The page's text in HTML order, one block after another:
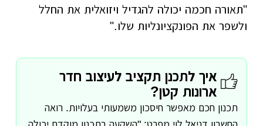
"תאורה חכמה יכולה להגדיל ויזואלית את החלל
ולשפר את הפונקציונליות שלו."
איך לתכנן תקציב לעיצוב חדר
ארונות קטן?
תכנון חכם מאפשר חיסכון משמעותי בעלויות. רואה